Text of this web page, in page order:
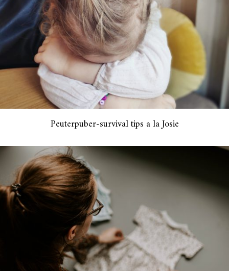
Peuterpuber-survival tips a la Josie